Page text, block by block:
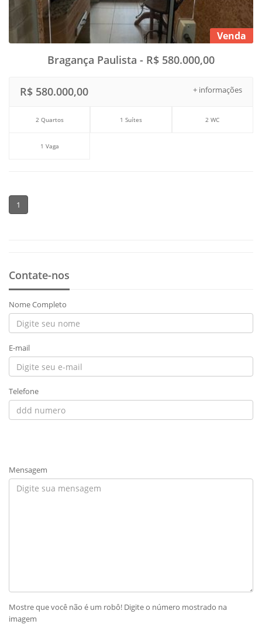
Venda
Bragança Paulista - R$ 580.000,00
+ informações
R$ 580.000,00
2 Quartos 1 Suítes 2 WC
1 Vaga
1
Contate-nos
Nome Completo
E-mail
Telefone
Mensagem
Mostre que você não é um robô! Digite o número mostrado na
imagem